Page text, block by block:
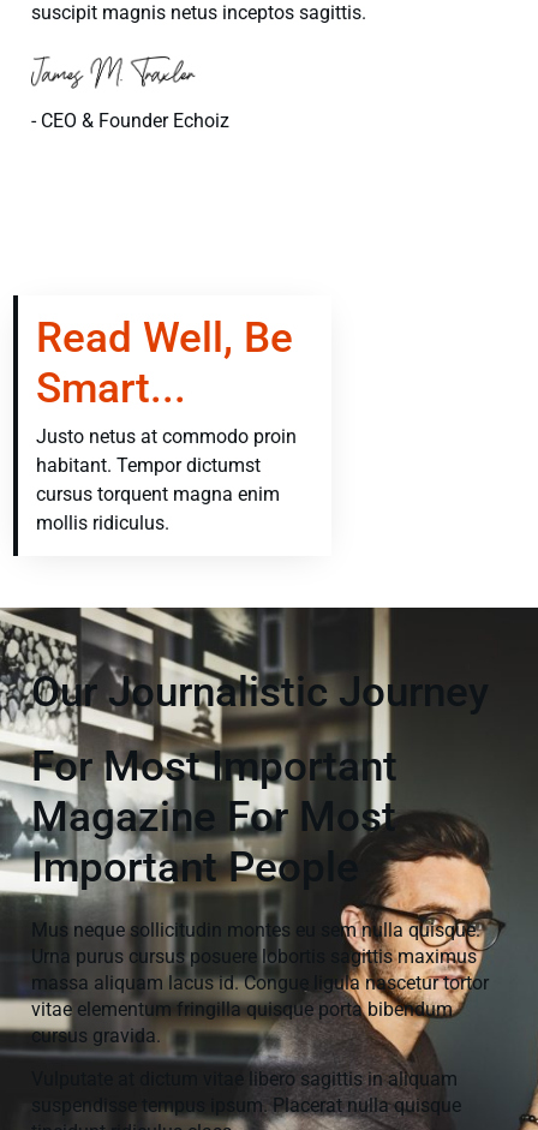
Read Well, Be
Smart...
Justo netus at commodo proin
habitant. Tempor dictumst
cursus torquent magna enim
mollis ridiculus.
suscipit magnis netus inceptos sagittis.
- CEO & Founder Echoiz
Our Journalistic Journey
For Most Important
Magazine For Most
Important People
Mus neque sollicitudin montes eu sem nulla quisque.
Urna purus cursus posuere lobortis sagittis maximus
massa aliquam lacus id. Congue ligula nascetur tortor
vitae elementum fringilla quisque porta bibendum
cursus gravida.
Vulputate at dictum vitae libero sagittis in aliquam
suspendisse tempus ipsum. Placerat nulla quisque